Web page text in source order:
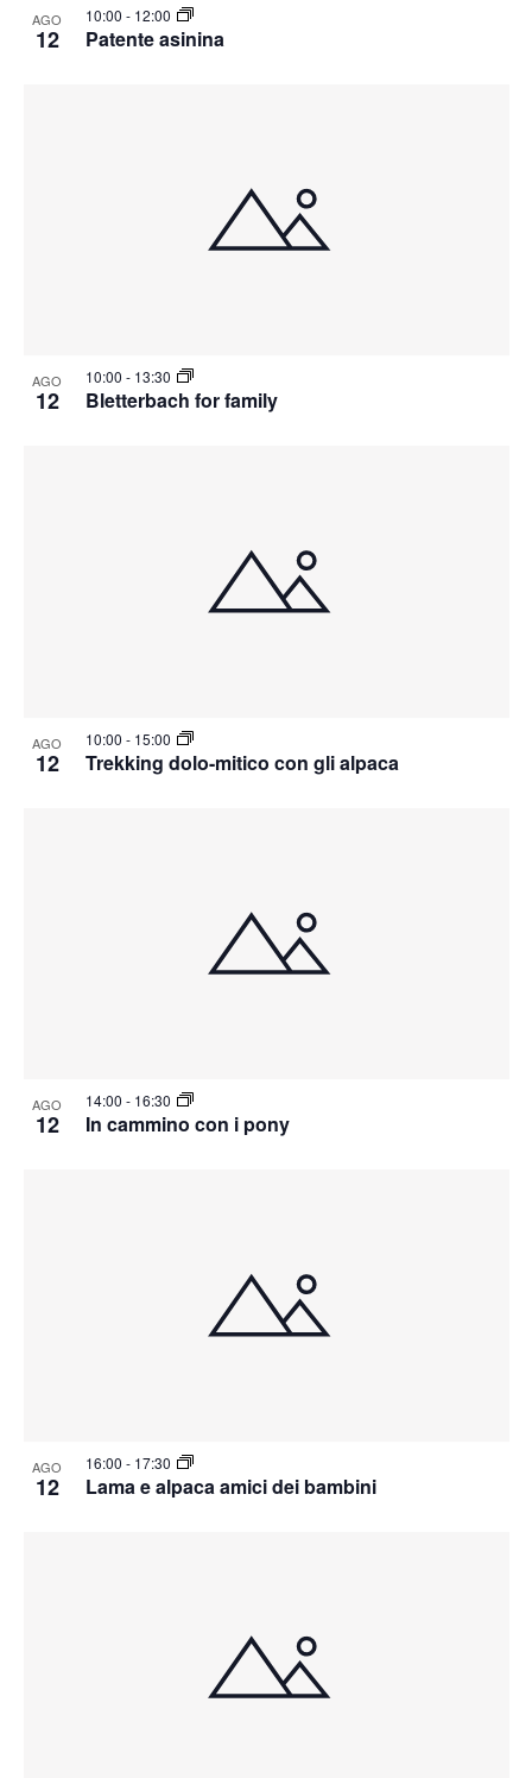
AGO
12 Patente asinina
10:00 - 12:00
AGO
12 Bletterbach for family
10:00 - 13:30
AGO
12 Trekking dolo-mitico con gli alpaca
10:00 - 15:00
AGO
12 In cammino con i pony
14:00 - 16:30
AGO
12 Lama e alpaca amici dei bambini
16:00 - 17:30